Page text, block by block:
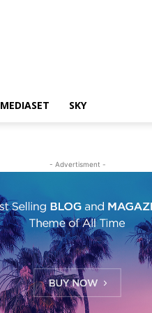
MEDIASET SKY
- Advertisment -